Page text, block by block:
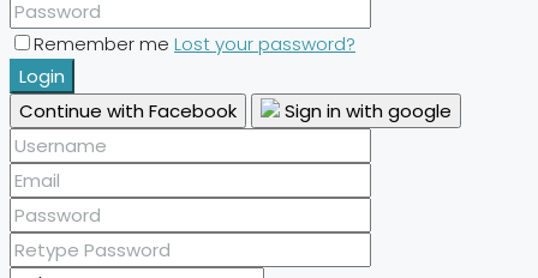
Remember me Lost your password?
Login
Continue with Facebook
Sign in with google